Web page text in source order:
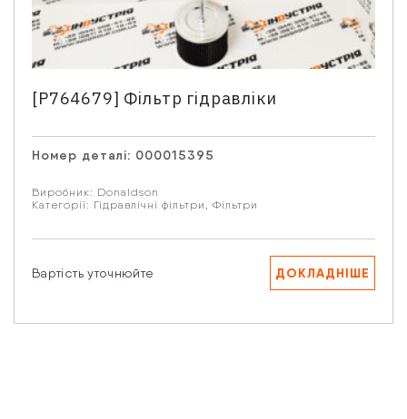
[P764679] Фільтр гідравліки
Номер деталі: 000015395
Виробник: Donaldson
Категорії: Гідравлічні фільтри , Фільтри
Вартість уточнюйте ДОКЛАДНІШЕ